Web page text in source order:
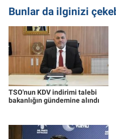
Bunlar da ilginizi
TSO'nun KDV indirimi talebi
bakanlığın gündemine alındı